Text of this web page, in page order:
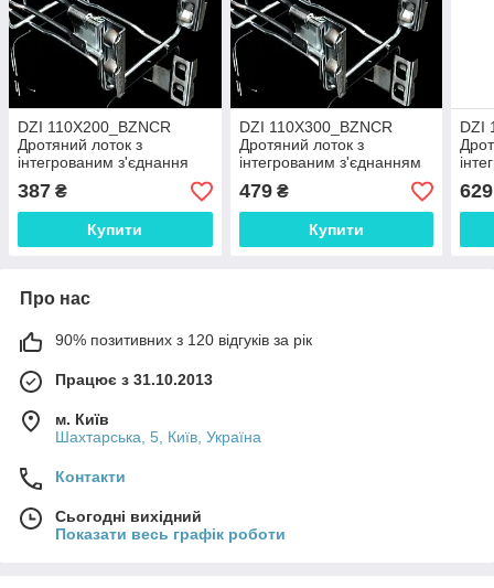
DZI 110X200_BZNCR
Дротяний лоток з
інтегрованим з'єднання
єднанням
387 ₴
Купити
DZI 110X300_BZNCR
Дротяний лоток з
інтегрованим з'єднанням
479₴
Купити
DZI
629
Про нас
90% позитивних з 120 відгуків за рік
Працює з 31.10.2013
м. Київ
Шахтарська, 5, Київ, Україна
Контакти
Сьогодні вихідний
Показати весь графік роботи